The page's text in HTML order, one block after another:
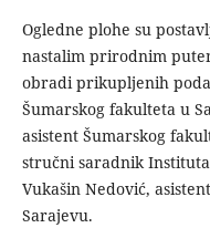
Ogledne plohe su
nastalim prirodnim
obradi prikupljenih
Šumarskog fakulteta u
asistent Šumarskog
stručni saradnik
Vukašin Nedović,
Sarajevu.